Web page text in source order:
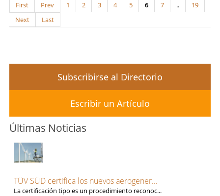
First Prev 1 2 3 4 5 6 7 ..
19
Next
Last
Subscribirse al Directorio
Escribir un Artículo
Últimas Noticias
TÜV SÜD certifica los nuevos aerogener...
La certificación tipo es un procedimiento reconoc...